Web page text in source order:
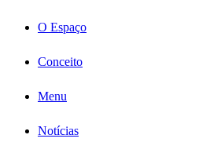
O Espaço
Conceito
Menu
Notícias